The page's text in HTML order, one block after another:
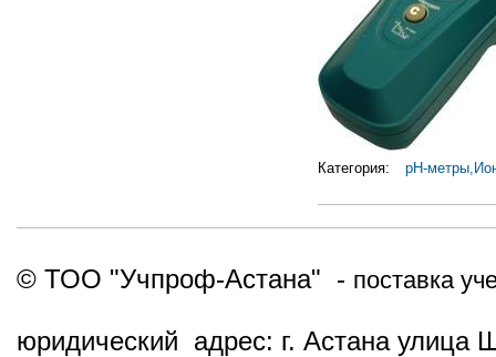
Категория: pH-
© ТОО "Учпроф-Астана" - поставка
юридический адрес: г. Астана